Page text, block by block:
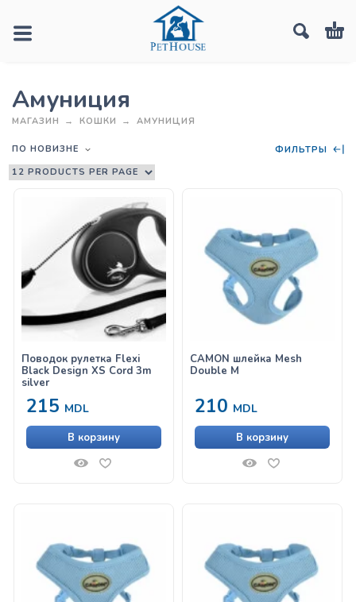
Амуниция
МАГАЗИН КОШКИ АМУНИЦИЯ
ПО НОВИЗНЕ ФИЛЬТРЫ
Поводок рулетка Flexi
Black Design XS Cord 3m
silver
215 MDL
В корзину
CAMON шлейка Mesh
Double M
210 MDL
В корзину